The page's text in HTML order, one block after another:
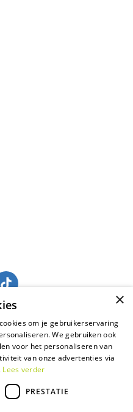
×
om je gebruikerservaring
We gebruiken ook
voor het personaliseren van
van onze advertenties via
Lees verder
PRESTATIE